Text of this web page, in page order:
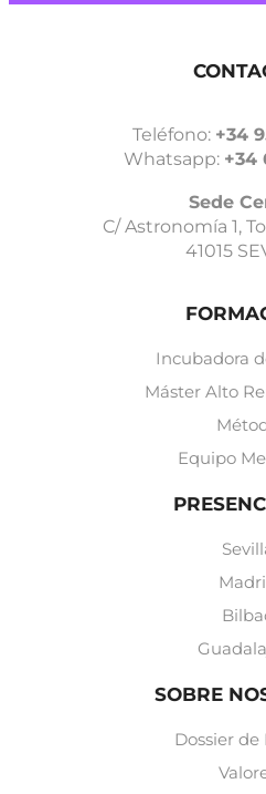
Teléfono: +34
Whatsapp: +34
Sede
C/ Astronomía 1,
41015
Incubadora
Máster Alto
Equipo
SOBRE
Dossier de